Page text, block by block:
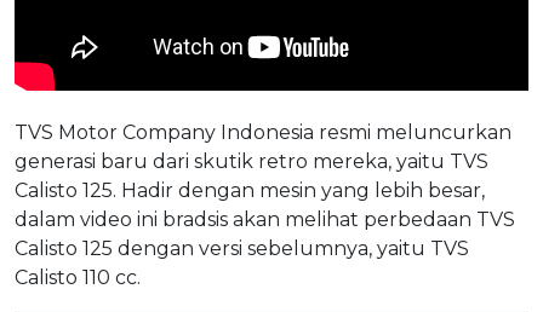
TVS Motor Company Indonesia resmi meluncurkan
generasi baru dari skutik retro mereka, yaitu TVS
Calisto 125. Hadir dengan mesin yang lebih besar,
dalam video ini bradsis akan melihat perbedaan TVS
Calisto 125 dengan versi sebelumnya, yaitu TVS
Calisto 110 cc.